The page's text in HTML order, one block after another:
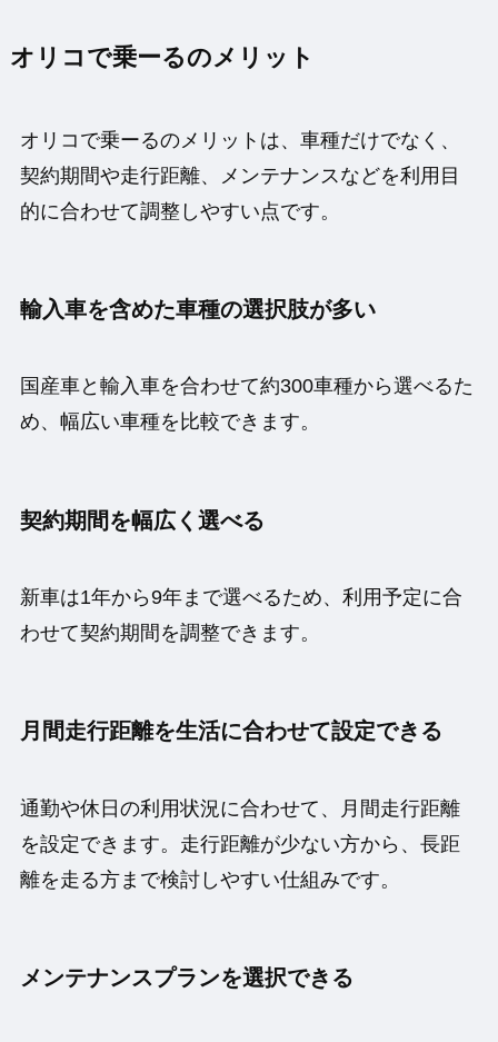
オリコで乗ーるのメリット
オリコで乗ーるのメリットは、車種だけでなく、
契約期間や走行距離、メンテナンスなどを利用目
的に合わせて調整しやすい点です。
輸入車を含めた車種の選択肢が多い
国産車と輸入車を合わせて約300車種から選べるた
め、幅広い車種を比較できます。
契約期間を幅広く選べる
新車は1年から9年まで選べるため、利用予定に合
わせて契約期間を調整できます。
月間走行距離を生活に合わせて設定できる
通勤や休日の利用状況に合わせて、月間走行距離
を設定できます。走行距離が少ない方から、長距
離を走る方まで検討しやすい仕組みです。
メンテナンスプランを選択できる